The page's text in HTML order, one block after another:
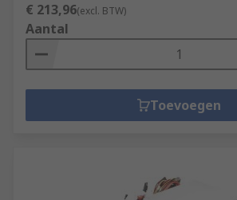
€ 213,96(excl. BTW)
Aantal
Toevoegen